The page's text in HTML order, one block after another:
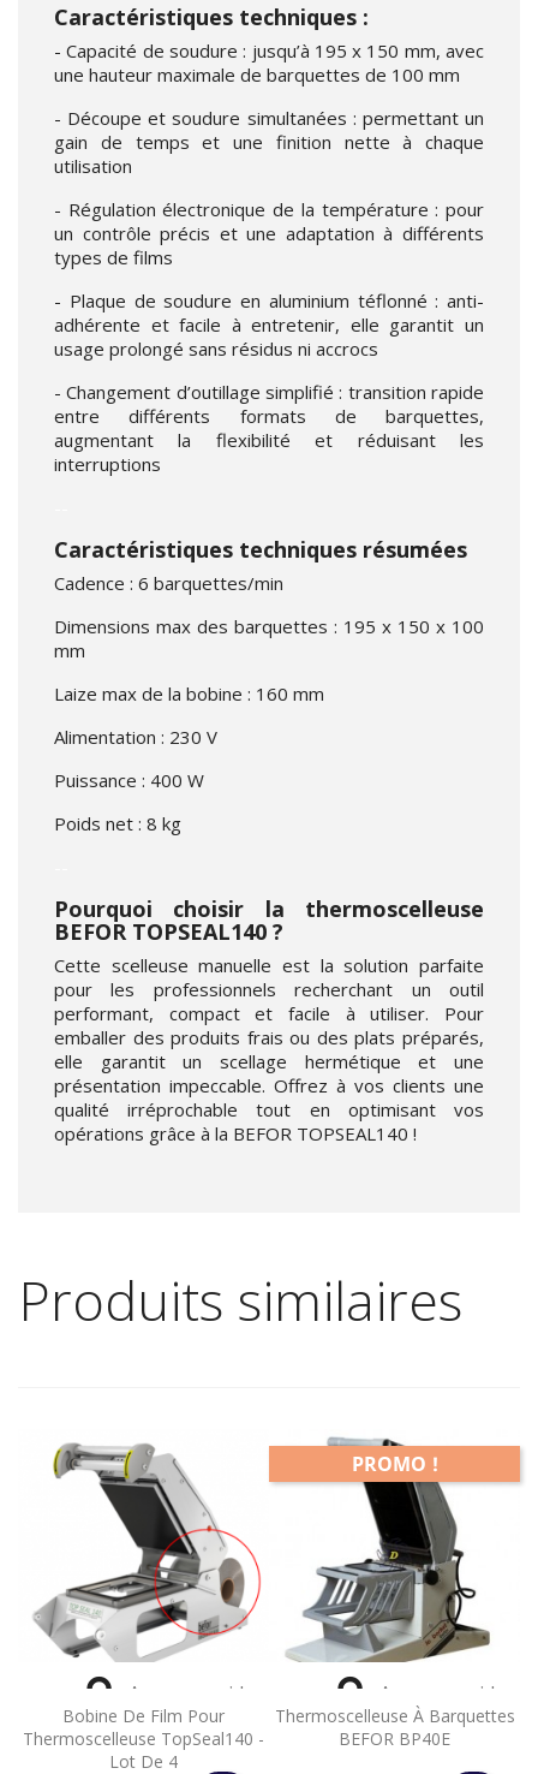
Caractéristiques techniques :
- Capacité de soudure : jusqu’à 195 x 150 mm, avec
une hauteur maximale de barquettes de 100 mm
- Découpe et soudure simultanées : permettant un
gain de temps et une finition nette à chaque
utilisation
- Régulation électronique de la température : pour
un contrôle précis et une adaptation à différents
types de films
- Plaque de soudure en aluminium téflonné : anti-
adhérente et facile à entretenir, elle garantit un
usage prolongé sans résidus ni accrocs
- Changement d’outillage simplifié : transition rapide
entre différents formats de barquettes,
augmentant la flexibilité et réduisant les
interruptions
Caractéristiques techniques résumées
Cadence : 6 barquettes/min
Dimensions max des barquettes : 195 x 150 x 100
mm
Laize max de la bobine : 160 mm
Alimentation : 230 V
Puissance : 400 W
Poids net : 8 kg
Pourquoi choisir la thermoscelleuse
BEFOR TOPSEAL140 ?
Cette scelleuse manuelle est la solution parfaite
pour les professionnels recherchant un outil
performant, compact et facile à utiliser. Pour
emballer des produits frais ou des plats préparés,
elle garantit un scellage hermétique et une
présentation impeccable. Offrez à vos clients une
qualité irréprochable tout en optimisant vos
opérations grâce à la BEFOR TOPSEAL140 !
Produits similaires
Bobine De Film Pour
Thermoscelleuse TopSeal140 -
Lot De 4
 Aperçu rapide
Thermoscelleuse À Barquettes
BEFOR BP40E
PROMO !
 Aperçu rapide